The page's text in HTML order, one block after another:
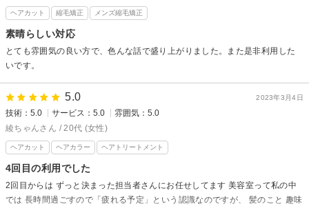
ヘアカット 縮毛矯正 メンズ縮毛矯正
素晴らしい対応
とても雰囲気の良い方で、色んな話で盛り上がりました。また是非利用した
いです。
2023年3月4日
5.0
技術：5.0 サービス：5.0
雰囲気：5.0
綾ちゃんさん / 20代 (女性)
ヘアカット ヘアカラー ヘアトリートメント
4回目の利用でした
2回目からは ずっと決まった担当者さんにお任せしてます 美容室って私の中
では 長時間過ごすので「疲れる予定」という認識なのですが、 髪のこと 趣味